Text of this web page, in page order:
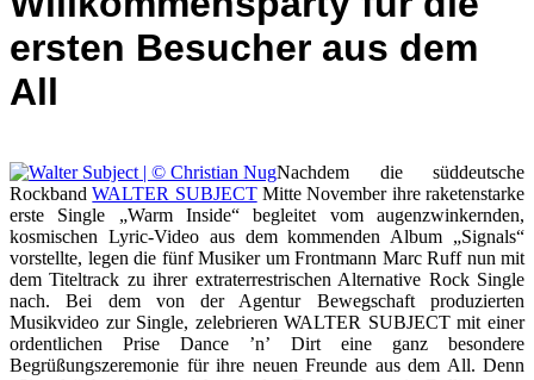
ersten Besucher aus dem
All
Nachdem die süddeutsche
RockbandWALTER SUBJECTMitte November ihre raketenstarke
erste Single „Warm Inside“ begleitet vom augenzwinkernden,
kosmischen Lyric-Video aus dem kommenden Album „Signals“
vorstellte, legen die fünf Musiker um Frontmann Marc Ruff nun mit
dem Titeltrack zu ihrer extraterrestrischen Alternative Rock Single
nach. Bei dem von der Agentur Bewegschaft produzierten
Musikvideo zur Single, zelebrieren WALTER SUBJECT mit einer
ordentlichen Prise Dance ’n’ Dirt eine ganz besondere
Begrüßungszeremonie für ihre neuen Freunde aus dem All. Denn